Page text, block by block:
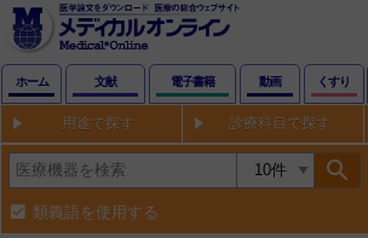
ホーム 文献 電子書籍 動画 くすり
用途で探す 診療科目で探す
search
類義語を使用する